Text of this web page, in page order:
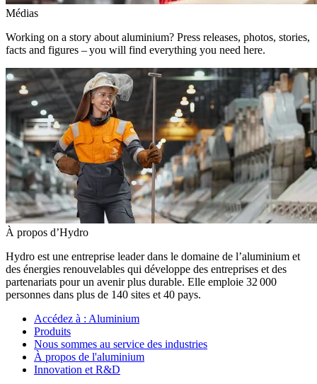
Médias
Working on a story about aluminium? Press releases, photos, stories,
facts and figures – you will find everything you need here.
À propos d’Hydro
Hydro est une entreprise leader dans le domaine de l’aluminium et
des énergies renouvelables qui développe des entreprises et des
partenariats pour un avenir plus durable. Elle emploie 32 000
personnes dans plus de 140 sites et 40 pays.
Accédez à : Aluminium
Produits
Nous sommes au service des industries
À propos de l'aluminium
Innovation et R&D